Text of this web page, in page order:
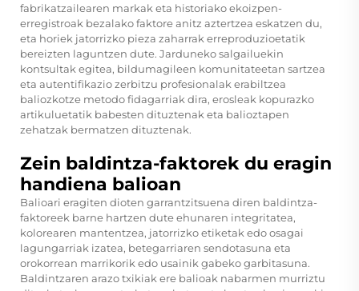
fabrikatzailearen markak eta historiako ekoizpen-
erregistroak bezalako faktore anitz aztertzea eskatzen du,
eta horiek jatorrizko pieza zaharrak erreproduzioetatik
bereizten laguntzen dute. Jarduneko salgailuekin
kontsultak egitea, bildumagileen komunitateetan sartzea
eta autentifikazio zerbitzu profesionalak erabiltzea
baliozkotze metodo fidagarriak dira, erosleak kopurazko
artikuluetatik babesten dituztenak eta balioztapen
zehatzak bermatzen dituztenak.
Zein baldintza-faktorek du eragin
handiena balioan
Balioari eragiten dioten garrantzitsuena diren baldintza-
faktoreek barne hartzen dute ehunaren integritatea,
kolorearen mantentzea, jatorrizko etiketak edo osagai
lagungarriak izatea, betegarriaren sendotasuna eta
orokorrean marrikorik edo usainik gabeko garbitasuna.
Baldintzaren arazo txikiak ere balioak nabarmen murriztu